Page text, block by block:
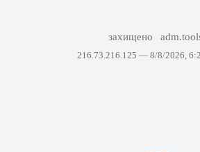
захищено
216.73.216.125 — 8/8/2026,